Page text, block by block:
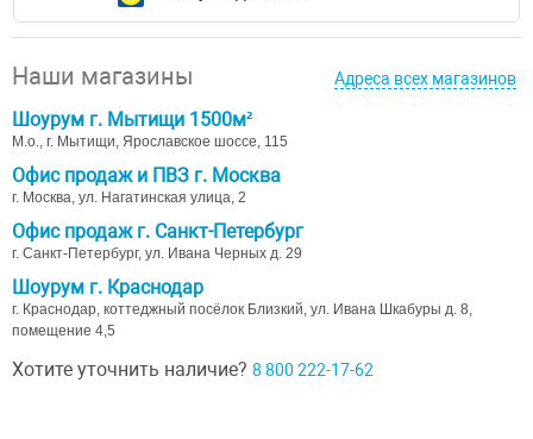
Наши магазины Адреса всех магазинов
Шоурум г. Мытищи 1500м²
М.о., г. Мытищи, Ярославское шоссе, 115
Офис продаж и ПВЗ г. Москва
г. Москва, ул. Нагатинская улица, 2
Офис продаж г. Санкт-Петербург
г. Санкт-Петербург, ул. Ивана Черных д. 29
Шоурум г. Краснодар
г. Краснодар, коттеджный посёлок Близкий, ул. Ивана Шкабуры д. 8,
помещение 4,5
Хотите уточнить наличие? 8 800 222-17-62